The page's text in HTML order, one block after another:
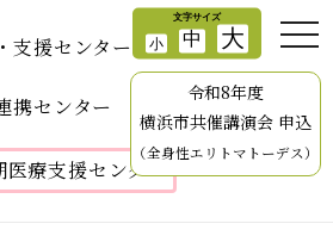
支援センター
携センター
医療支援センター
令和8年度
横浜市共催講演会 申込
（全身性エリトマトーデス）